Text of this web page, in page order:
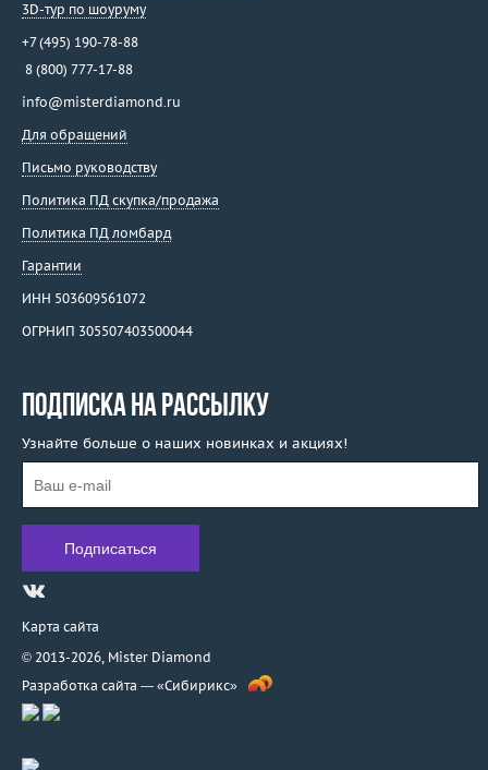
3D-тур по шоуруму
+7 (495) 190-78-88
8 (800) 777-17-88
info@misterdiamond.ru
Для обращений
Письмо руководству
Политика ПД скупка/продажа
Политика ПД ломбард
Гарантии
ИНН 503609561072
ОГРНИП 305507403500044
ПОДПИСКА НА РАССЫЛКУ
Узнайте больше о наших новинках и акциях!
Карта сайта
© 2013-2026, Mister Diamond
Разработка сайта — «Сибирикс»